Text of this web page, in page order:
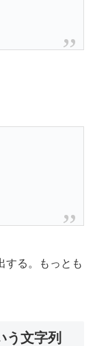
する。もっとも
う文字列